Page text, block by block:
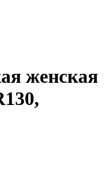
женская